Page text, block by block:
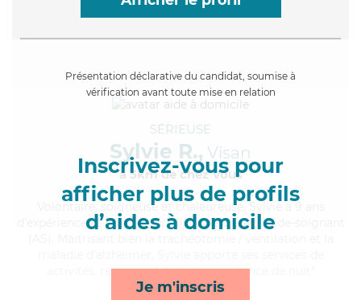
Présentation déclarative du candidat, soumise à
vérification avant toute mise en relation
Inscrivez-vous pour
afficher plus de profils
d’aides à domicile
Je m'inscris
SÉRIEUSE
Sylvie R., Visan
à 5km de chez Vous
, soigneuse et chaleureuse, Sylvie a 9 ans
d'expérience et possède un diplôme d'Etat d'aide-soignant
activités, repas, mobilité et surveillance de nuit*